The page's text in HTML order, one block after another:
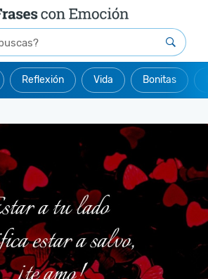
Reflexión Vida Bonitas